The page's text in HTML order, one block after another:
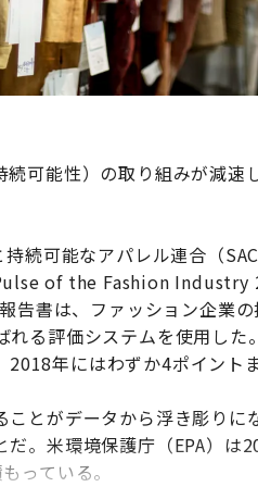
可能性）の取り組みが減速
続可能なアパレル連合（
of the Fashion
書は、ファッション企業
る評価システムを使用した
年にはわずか4ポイント
とがデータから浮き彫りに
。米環境保護庁（EPA）は
っている。